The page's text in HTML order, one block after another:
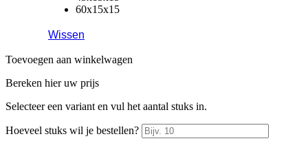
60x15x15
Wissen
Toevoegen aan winkelwagen
Bereken hier uw prijs
Selecteer een variant en vul het aantal stuks in.
Hoeveel stuks wil je bestellen?